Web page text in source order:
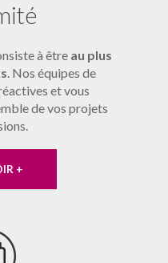
à êtreau plus
. Nos équipes de
et vous
de vos projets
+